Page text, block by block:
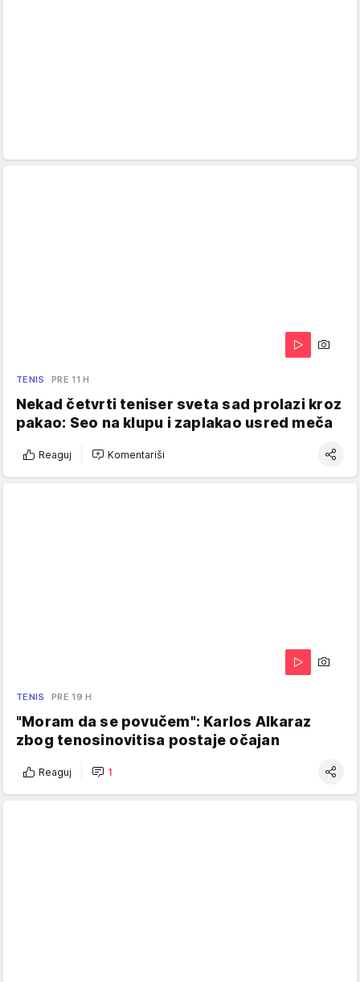
TENIS PRE 11 H
Nekad četvrti teniser sveta sad prolazi kroz
pakao: Seo na klupu i zaplakao usred meča
Reaguj Komentariši
TENIS PRE 19 H
"Moram da se povučem": Karlos Alkaraz
zbog tenosinovitisa postaje očajan
Reaguj 1